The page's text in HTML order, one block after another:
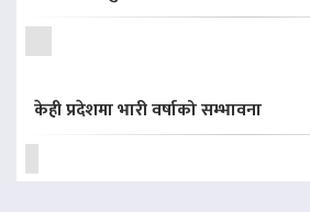
केही प्रदेशमा भारी वर्षाको सम्भावना